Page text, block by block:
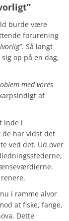
burde være
forurening
Så langt
op på en dag,
med vores
af
inde i
har vidst det
ved det. Ud over
i ramme alvor
at fiske, fange,
Dette